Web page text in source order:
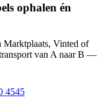
ophalen én
Marktplaats, Vinted of
van A naar B —
4545